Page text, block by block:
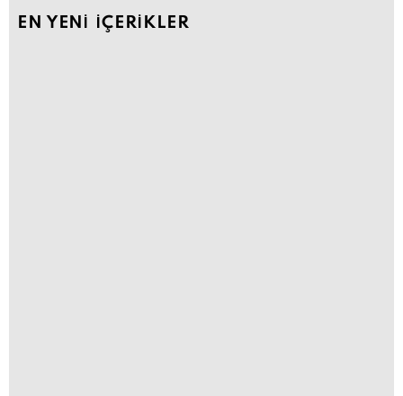
EN YENI İÇERIKLER